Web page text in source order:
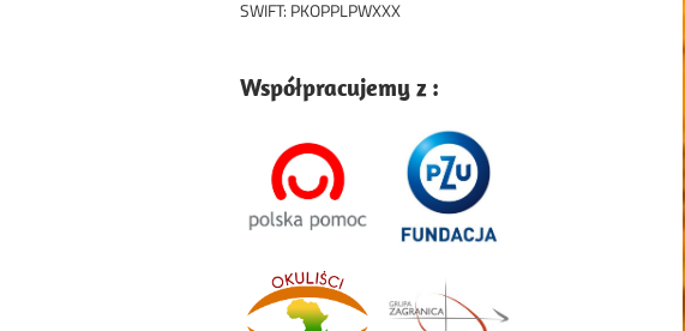
SWIFT: PKOPPLPWXXX
Współpracujemy z :